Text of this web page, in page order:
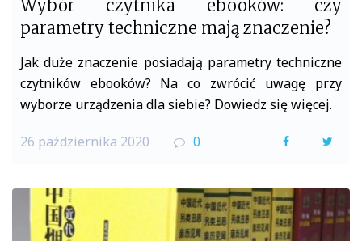
Wybór czytnika ebooków: czy
parametry techniczne mają znaczenie?
Jak duże znaczenie posiadają parametry techniczne
czytników ebooków? Na co zwrócić uwagę przy
wyborze urządzenia dla siebie? Dowiedz się więcej.
26 października 2020 0
F
c
e
i
t